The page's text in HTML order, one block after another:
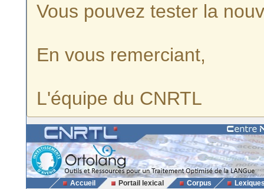
Vous pouvez tester la
En vous remerciant,
L'équipe du CNRTL
Accueil Portail lexical Corpus